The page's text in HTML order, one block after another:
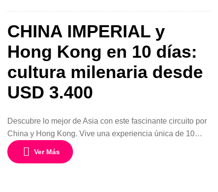
de contrastes, historia y […]
CHINA IMPERIAL y
Hong Kong en 10 días:
cultura milenaria desde
USD 3.400
Descubre lo mejor de Asia con este fascinante circuito por
China y Hong Kong. Vive una experiencia única de 10
días y 9 noches desde USD 3.400 por persona en
habitación doble, recorriendo ciudades icónicas como
Ver Más